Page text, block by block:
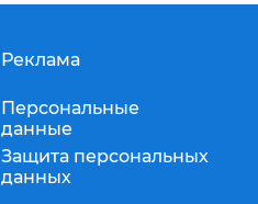
Реклама
Персональные
данные
Защита персональных
данных